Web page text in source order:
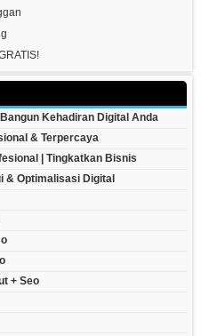
Kehadiran Digital Anda
& Terpercaya
| Tingkatkan Bisnis
& Optimalisasi Digital
+ Seo